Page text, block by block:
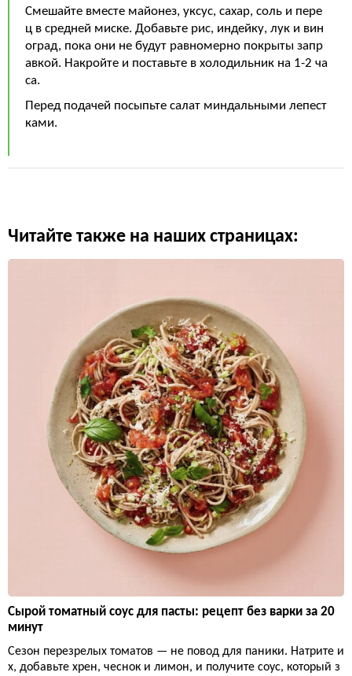
Смешайте вместе майонез, уксус, сахар, соль и пере
ц в средней миске. Добавьте рис, индейку, лук и вин
оград, пока они не будут равномерно покрыты запр
авкой. Накройте и поставьте в холодильник на 1-2 ча
са.
Перед подачей посыпьте салат миндальными лепест
ками.
Читайте также на наших страницах:
Сырой томатный соус для пасты: рецепт без варки за 20
минут
Сезон перезрелых томатов — не повод для паники. Натрите и
х, добавьте хрен, чеснок и лимон, и получите соус, который з